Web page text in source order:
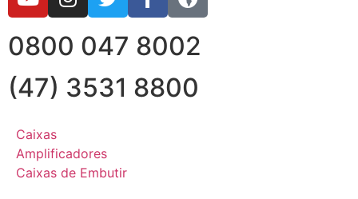
0800 047 8002
(47) 3531 8800
Caixas
Amplificadores
Caixas de Embutir